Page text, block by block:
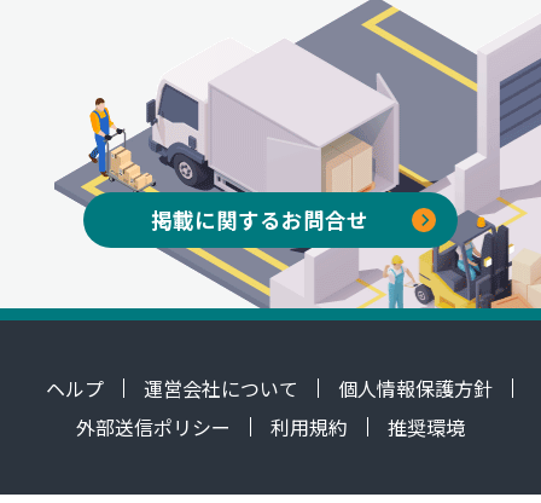
掲載に関するお問合せ
ヘルプ 運営会社について
個人情報保護方針
外部送信ポリシー
利用規約 推奨環境